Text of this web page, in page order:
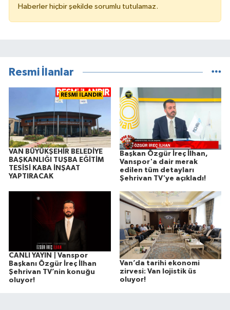
Haberler hiçbir şekilde sorumlu tutulamaz.
Resmi İlanlar
RESMİ İLANDIR
VAN BÜYÜKŞEHİR BELEDİYE
BAŞKANLIĞI TUŞBA EĞİTİM
TESİSİ KABA İNŞAAT
YAPTIRACAK
Başkan Özgür İreç İlhan,
Vanspor'a dair merak
edilen tüm detayları
Şehrivan TV'ye açıkladı!
CANLI YAYIN | Vanspor
Başkanı Özgür İreç İlhan
Şehrivan TV’nin konuğu
oluyor!
Van’da tarihi ekonomi
zirvesi: Van lojistik üs
oluyor!